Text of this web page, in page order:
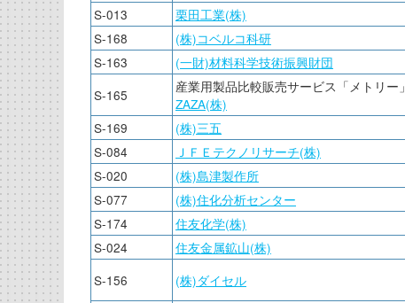
S-013
栗田工業(株)
S-168
(株)コベルコ科研
S-163
(一財)材料科学技術振興財団
S-165
産業用製品比較販売サービス「メトリー」
ZAZA(株)
S-169
(株)三五
S-084
ＪＦＥテクノリサーチ(株)
S-020
(株)島津製作所
S-077
(株)住化分析センター
S-174
住友化学(株)
S-024
住友金属鉱山(株)
S-156
(株)ダイセル